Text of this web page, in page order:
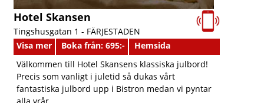
Hotel Skansen
Tingshusgatan 1 - FÄRJESTADEN
Visa mer
Boka från: 695:-
Hemsida
Välkommen till Hotel Skansens klassiska julbord!
Precis som vanligt i juletid så dukas vårt
fantastiska julbord upp i Bistron medan vi pyntar